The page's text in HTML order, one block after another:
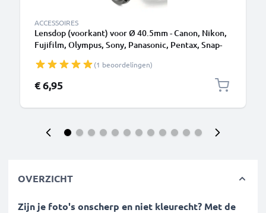
ACCESSOIRES
Lensdop (voorkant) voor Ø 40.5mm - Canon, Nikon,
Fujifilm, Olympus, Sony, Panasonic, Pentax, Snap-
(1 beoordelingen)
€ 6,95
OVERZICHT
Zijn je foto's onscherp en niet kleurecht? Met de